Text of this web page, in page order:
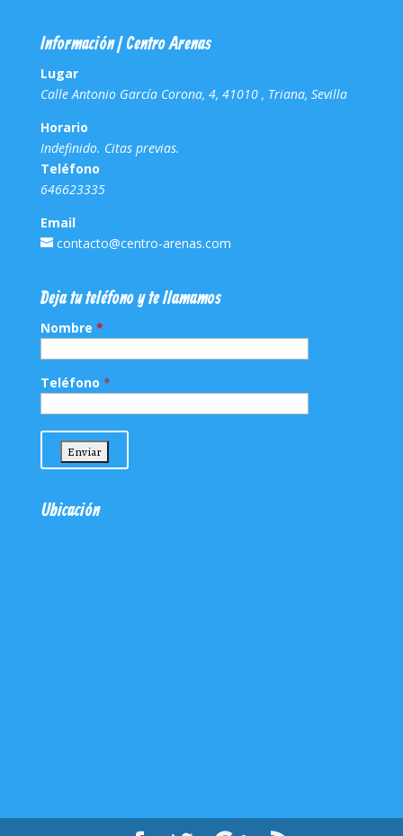
Información | Centro Arenas
Lugar
Calle Antonio García Corona, 4, 41010 , Triana, Sevilla
Horario
Indefinido. Citas previas.
Teléfono
646623335
Email
contacto@centro-arenas.com
Deja tu teléfono y te llamamos
Nombre *
Teléfono *
Ubicación